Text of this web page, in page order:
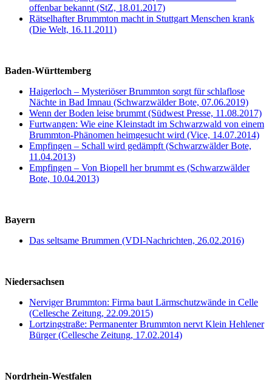
offenbar bekannt (StZ, 18.01.2017)
Rätselhafter Brummton macht in Stuttgart Menschen krank
(Die Welt, 16.11.2011)
Baden-Württemberg
Haigerloch – Mysteriöser Brummton sorgt für schlaflose
Nächte in Bad Imnau (Schwarzwälder Bote, 07.06.2019)
Wenn der Boden leise brummt (Südwest Presse, 11.08.2017)
Furtwangen: Wie eine Kleinstadt im Schwarzwald von einem
Brummton-Phänomen heimgesucht wird (Vice, 14.07.2014)
Empfingen – Schall wird gedämpft (Schwarzwälder Bote,
11.04.2013)
Empfingen – Von Biopell her brummt es (Schwarzwälder
Bote, 10.04.2013)
Bayern
Das seltsame Brummen (VDI-Nachrichten, 26.02.2016)
Niedersachsen
Nerviger Brummton: Firma baut Lärmschutzwände in Celle
(Cellesche Zeitung, 22.09.2015)
Lortzingstraße: Permanenter Brummton nervt Klein Hehlener
Bürger (Cellesche Zeitung, 17.02.2014)
Nordrhein-Westfalen